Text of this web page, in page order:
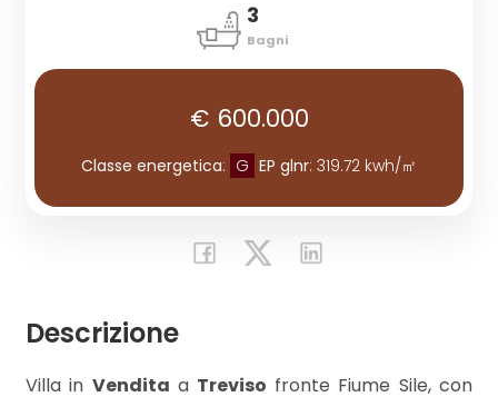
3
Bagni
€ 600.000
Classe energetica: G EP glnr: 319.72 kwh/㎡
Descrizione
Villa in Vendita a Treviso fronte Fiume Sile, con
Residenziali
Prezzo